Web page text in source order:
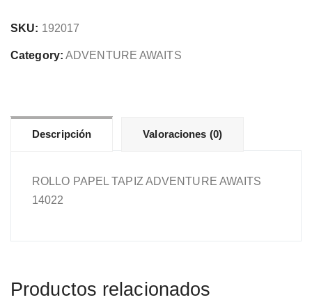
ADVENTURE
AWAITS
SKU: 192017
Category: ADVENTURE AWAITS
Descripción Valoraciones (0)
ROLLO PAPEL TAPIZ ADVENTURE AWAITS
14022
Productos relacionados